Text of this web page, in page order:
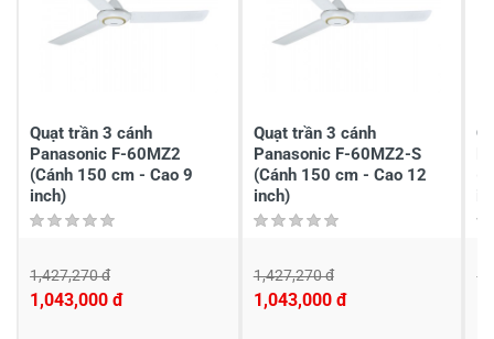
Quạt trần 3 cánh
Panasonic F-60MZ2
(Cánh 150 cm - Cao 9
inch)
1,427,270 đ
1,043,000 đ
Quạt trần 3 cánh
Panasonic F-60MZ2-S
(Cánh 150 cm - Cao 12
inch)
1,427,270 đ
1,043,000 đ